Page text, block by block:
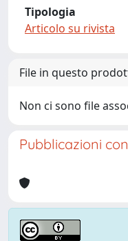
Tipologia
Articolo su rivista
File in questo
Non ci sono file
Pubblicazioni